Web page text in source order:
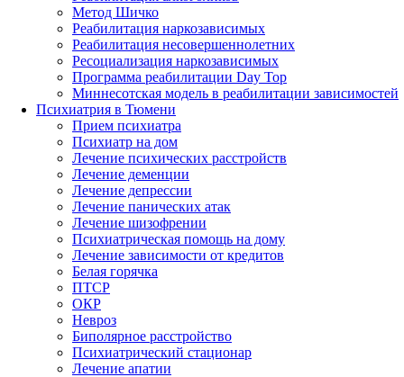
Метод Шичко
Реабилитация наркозависимых
Реабилитация несовершеннолетних
Ресоциализация наркозависимых
Программа реабилитации Day Top
Миннесотская модель в реабилитации зависимостей
Психиатрия в Тюмени
Прием психиатра
Психиатр на дом
Лечение психических расстройств
Лечение деменции
Лечение депрессии
Лечение панических атак
Лечение шизофрении
Психиатрическая помощь на дому
Лечение зависимости от кредитов
Белая горячка
ПТСР
ОКР
Невроз
Биполярное расстройство
Психиатрический стационар
Лечение апатии